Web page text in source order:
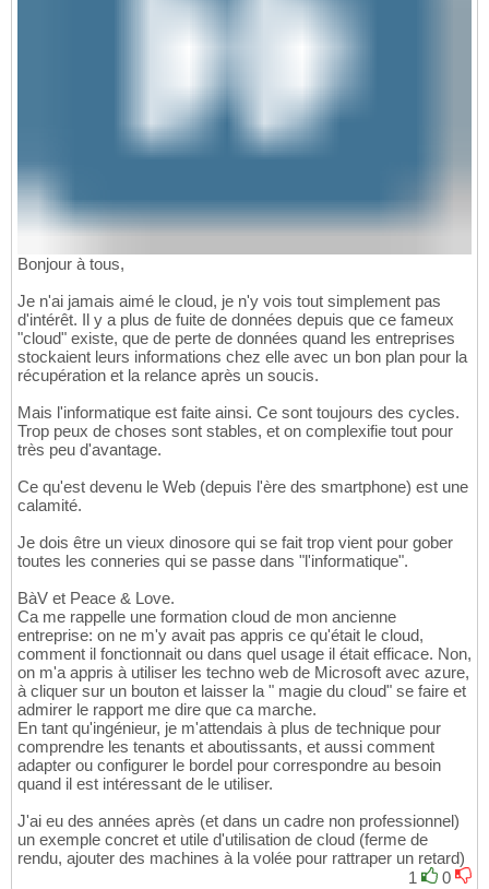
Bonjour à tous,
Je n'ai jamais aimé le cloud, je n'y vois tout simplement pas
d'intérêt. Il y a plus de fuite de données depuis que ce fameux
"cloud" existe, que de perte de données quand les entreprises
stockaient leurs informations chez elle avec un bon plan pour la
récupération et la relance après un soucis.
Mais l'informatique est faite ainsi. Ce sont toujours des cycles.
Trop peux de choses sont stables, et on complexifie tout pour
très peu d'avantage.
Ce qu'est devenu le Web (depuis l'ère des smartphone) est une
calamité.
Je dois être un vieux dinosore qui se fait trop vient pour gober
toutes les conneries qui se passe dans "l'informatique".
BàV et Peace & Love.
Ca me rappelle une formation cloud de mon ancienne
entreprise: on ne m'y avait pas appris ce qu'était le cloud,
comment il fonctionnait ou dans quel usage il était efficace. Non,
on m'a appris à utiliser les techno web de Microsoft avec azure,
à cliquer sur un bouton et laisser la " magie du cloud" se faire et
admirer le rapport me dire que ca marche.
En tant qu'ingénieur, je m'attendais à plus de technique pour
comprendre les tenants et aboutissants, et aussi comment
adapter ou configurer le bordel pour correspondre au besoin
quand il est intéressant de le utiliser.
J'ai eu des années après (et dans un cadre non professionnel)
un exemple concret et utile d'utilisation de cloud (ferme de
rendu, ajouter des machines à la volée pour rattraper un retard)
1
0